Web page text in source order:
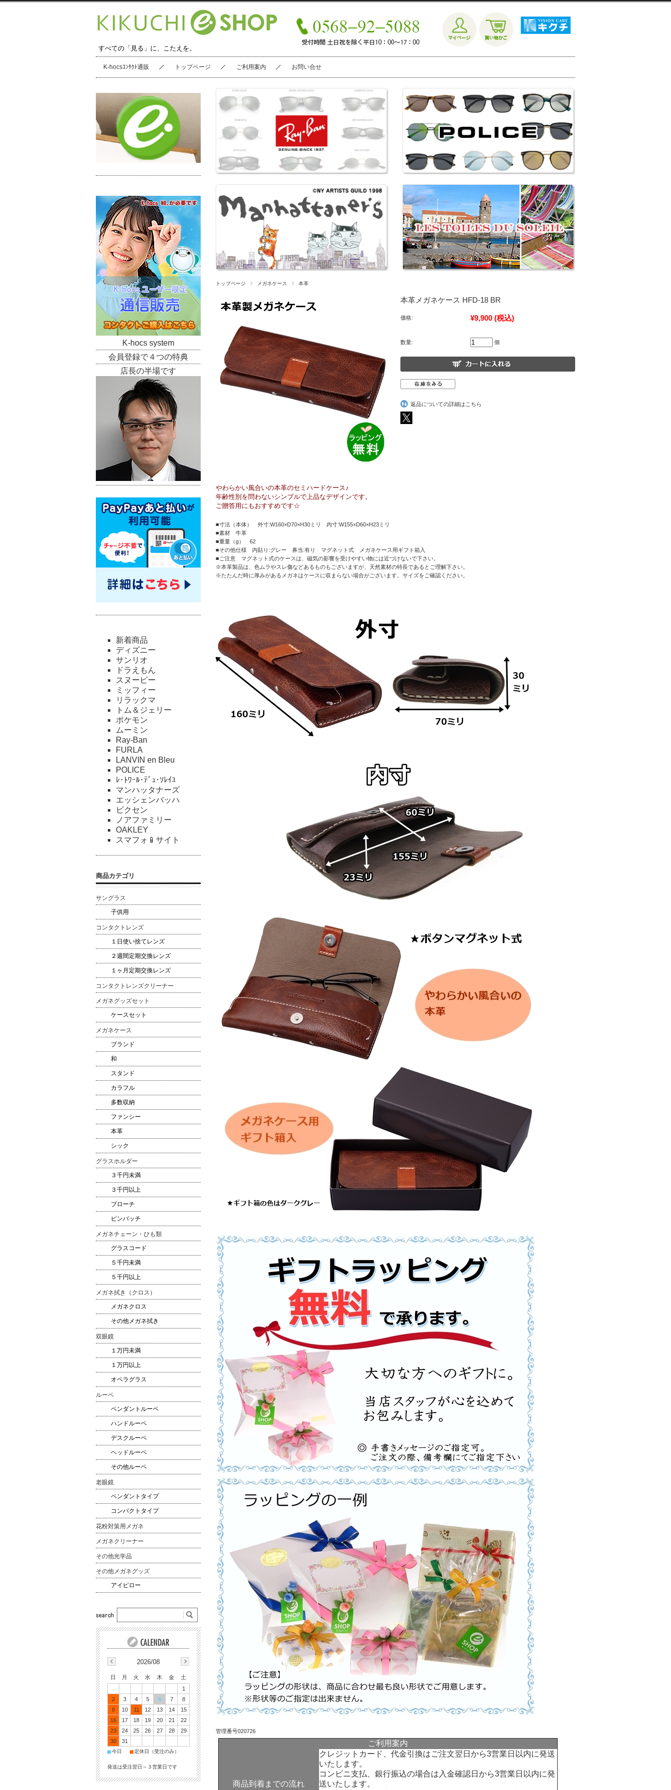
すべての「見る」に、こたえを。
K-hocsｺﾝﾀｸﾄ通販 トップページ ご利用案内 お問い合せ
トップページ メガネケース 本革
本革メガネケース HFD-18 BR
価格: ¥9,900 (税込)
数量: 個
返品についての詳細はこちら
やわらかい風合いの本革のセミハードケース♪
年齢性別を問わないシンプルで上品なデザインです。
ご贈答用にもおすすめです☆
■寸法（本体） 外寸:W160×D70×H30ミリ 内寸:W155×D60×H23ミリ
■素材 牛革
■重量（g） 62
■その他仕様 内貼り:グレー 鼻当:有り マグネット式 メガネケース用ギフト箱入
■ご注意 マグネット式のケースは、磁気の影響を受けやすい物には近づけないで下さい。
※本革製品は、色ムラやスレ傷などあるものもございますが、天然素材の特長であるとご理解下さい。
※たたんだ時に厚みがあるメガネはケースに収まらない場合がございます。サイズをご確認ください。
管理番号020726
ご利用案内
商品到着までの流れ
クレジットカード、代金引換はご注文翌日から3営業日以内に発送
いたします。
コンビニ支払、銀行振込の場合は入金確認日から3営業日以内に発
送いたします。
K-hocs system
会員登録で４つの特典
店長の半場です
新着商品
ディズニー
サンリオ
ドラえもん
スヌーピー
ミッフィー
リラックマ
トム＆ジェリー
ポケモン
ムーミン
Ray-Ban
FURLA
LANVIN en Bleu
POLICE
ﾚ･ﾄﾜｰﾙ･ﾃﾞｭ･ｿﾚｲﾕ
マンハッタナーズ
エッシェンバッハ
ビクセン
ノアファミリー
OAKLEY
スマフォ📱サイト
商品カテゴリ
サングラス
子供用
コンタクトレンズ
１日使い捨てレンズ
２週間定期交換レンズ
１ヶ月定期交換レンズ
コンタクトレンズクリーナー
メガネグッズセット
ケースセット
メガネケース
ブランド
和
スタンド
カラフル
多数収納
ファンシー
本革
シック
グラスホルダー
３千円未満
３千円以上
ブローチ
ピンバッチ
メガネチェーン・ひも類
グラスコード
５千円未満
５千円以上
メガネ拭き（クロス）
メガネクロス
その他メガネ拭き
双眼鏡
１万円未満
１万円以上
オペラグラス
ルーペ
ペンダントルーペ
ハンドルーペ
デスクルーペ
ヘッドルーペ
その他ルーペ
老眼鏡
ペンダントタイプ
コンパクトタイプ
花粉対策用メガネ
メガネクリーナー
その他光学品
その他メガネグッズ
アイピロー
2026/08
日 月 火 水 木 金
土
1
2
3 4 5 6 7
8
9
10 11 12 13 14
15
16
17 18 19 20 21
22
23
24 25 26 27 28
29
30
31
■今日 ■定休日（受注のみ）
発送は受注翌日～３営業日です